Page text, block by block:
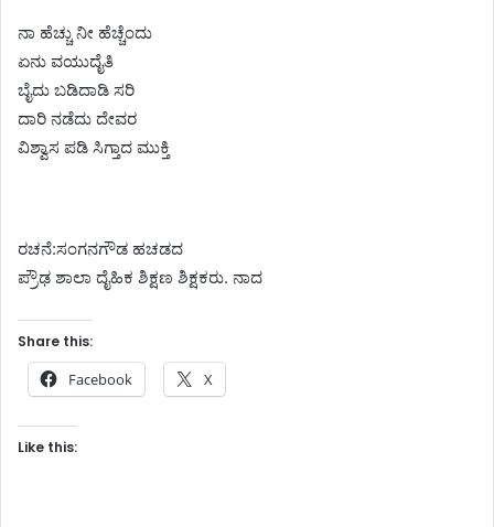
ನಾ ಹೆಚ್ಚು ನೀ ಹೆಚ್ಚೆಂದು
ಏನು ವಯುದೈತಿ
ಬೈದು ಬಡಿದಾಡಿ ಸರಿ
ದಾರಿ ನಡೆದು ದೇವರ
ವಿಶ್ವಾಸ ಪಡಿ ಸಿಗ್ತಾದ ಮುಕ್ತಿ
ರಚನೆ:ಸಂಗನಗೌಡ ಹಚಡದ
ಪ್ರೌಢ ಶಾಲಾ ದೈಹಿಕ ಶಿಕ್ಷಣ ಶಿಕ್ಷಕರು. ನಾದ
Share this:
Facebook X
Like this: